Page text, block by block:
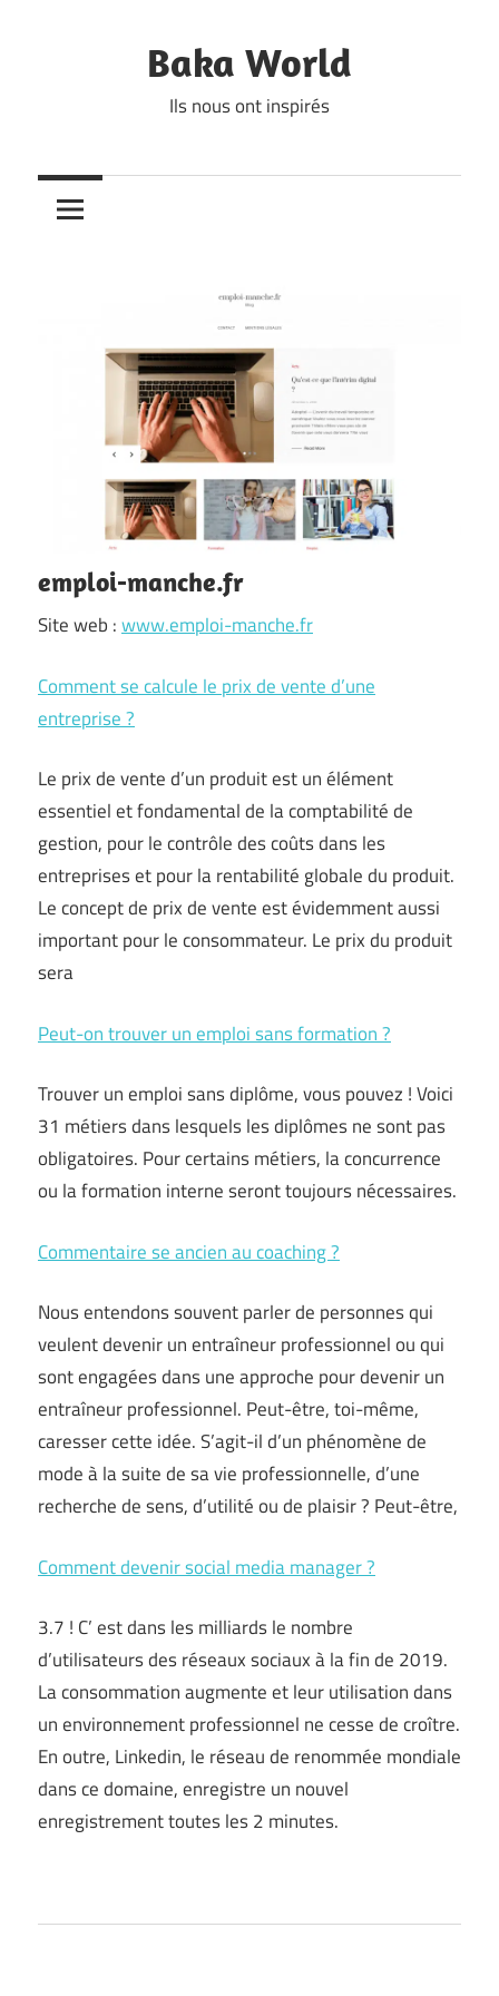
Baka World
Ils nous ont inspirés
emploi-manche.fr
Site web :www.emploi-manche.fr
Comment se calcule le prix de vente d’une
entreprise ?
Le prix de vente d’un produit est un élément
essentiel et fondamental de la comptabilité de
gestion, pour le contrôle des coûts dans les
entreprises et pour la rentabilité globale du produit.
Le concept de prix de vente est évidemment aussi
important pour le consommateur. Le prix du produit
sera
Peut-on trouver un emploi sans formation ?
Trouver un emploi sans diplôme, vous pouvez ! Voici
31 métiers dans lesquels les diplômes ne sont pas
obligatoires. Pour certains métiers, la concurrence
ou la formation interne seront toujours nécessaires.
Commentaire se ancien au coaching ?
Nous entendons souvent parler de personnes qui
veulent devenir un entraîneur professionnel ou qui
sont engagées dans une approche pour devenir un
entraîneur professionnel. Peut-être, toi-même,
caresser cette idée. S’agit-il d’un phénomène de
mode à la suite de sa vie professionnelle, d’une
recherche de sens, d’utilité ou de plaisir ? Peut-être,
Comment devenir social media manager ?
3.7 ! C’ est dans les milliards le nombre
d’utilisateurs des réseaux sociaux à la fin de 2019.
La consommation augmente et leur utilisation dans
un environnement professionnel ne cesse de croître.
En outre, Linkedin, le réseau de renommée mondiale
dans ce domaine, enregistre un nouvel
enregistrement toutes les 2 minutes.